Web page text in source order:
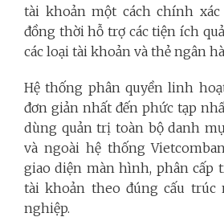
tài khoản một cách chính
đồng thời hỗ trợ các tiện ích
các loại tài khoản và thẻ ngân
Hệ thống phân quyền linh
đơn giản nhất đến phức tạp
dùng quản trị toàn bộ danh
và ngoài hệ thống
giao diện màn hình, phân cấp
tài khoản theo đúng cấu trúc
nghiệp.